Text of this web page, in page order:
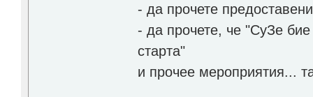
- да прочете
- да прочете, че "СуЗе
старта"
и прочее мероприятия...